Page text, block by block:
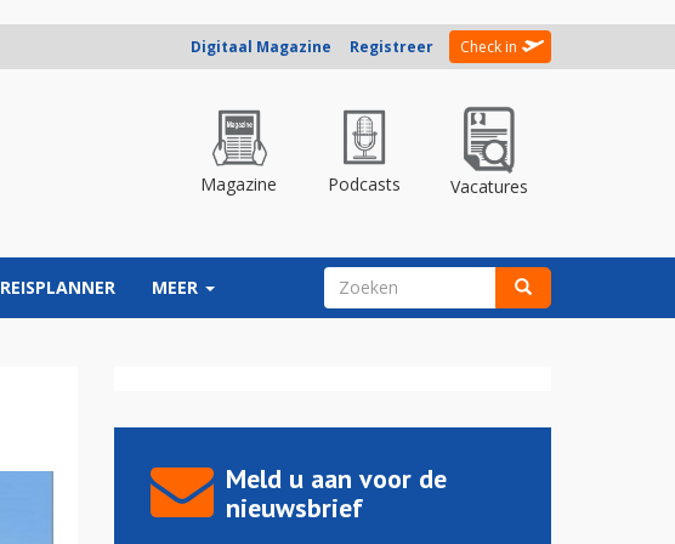
Digitaal Magazine Registreer Check in
Magazine Podcasts Vacatures
REISPLANNER MEER ZOEKVELD
Meld u aan voor de
nieuwsbrief